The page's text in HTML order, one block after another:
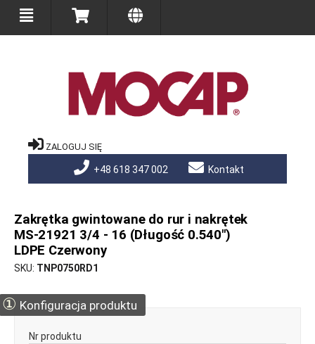
ZALOGUJ SIĘ
+48 618 347 002 Kontakt
Zakrętka gwintowane do rur i nakrętek
MS-21921 3/4 - 16 (Długość 0.540")
LDPE Czerwony
SKU TNP0750RD1
① Konfiguracja produktu
Nr produktu